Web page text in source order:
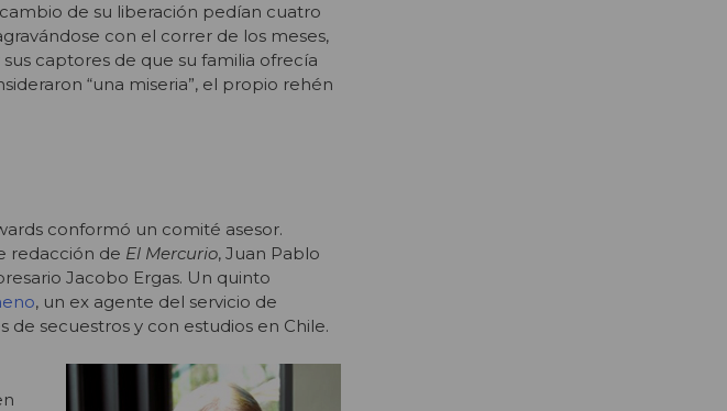
de su liberación pedían cuatro
con el correr de los meses,
captores de que su familia ofrecía
“una miseria”, el propio rehén
conformó un comité asesor.
redacción de El Mercurio, Juan Pablo
Jacobo Ergas. Un quinto
, un ex agente del servicio de
secuestros y con estudios en Chile.